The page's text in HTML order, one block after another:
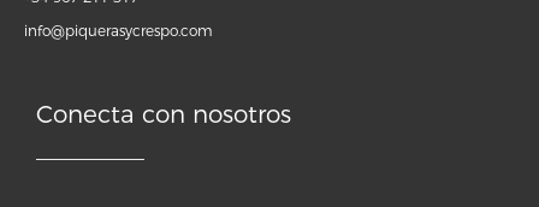
info@piquerasycrespo.com
Conecta con nosotros